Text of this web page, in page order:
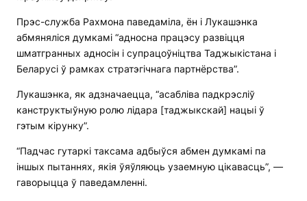
Прэс-служба Рахмона паведаміла, ён і Лукашэнка
абмяняліся думкамі “адносна працэсу развіцця
шматгранных адносін і супрацоўніцтва Таджыкістана і
Беларусі ў рамках стратэгічнага партнёрства”.
Лукашэнка, як адзначаецца, “асабліва падкрэсліў
канструктыўную ролю лідара [таджыкскай] нацыі ў
гэтым кірунку”.
“Падчас гутаркі таксама адбыўся абмен думкамі па
іншых пытаннях, якія ўяўляюць узаемную цікавасць”, —
гаворыцца ў паведамленні.